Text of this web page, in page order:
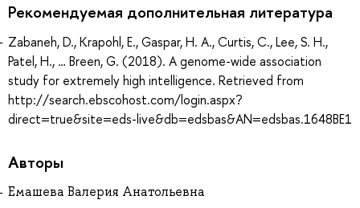
Рекомендуемая дополнительная литература
Zabaneh, D., Krapohl, E., Gaspar, H. A., Curtis, C., Lee, S. H.,
Patel, H., … Breen, G. (2018). A genome-wide association
study for extremely high intelligence. Retrieved from
http://search.ebscohost.com/login.aspx?
direct=true&site=eds-live&db=edsbas&AN=edsbas.1648BE1
Авторы
Емашева Валерия Анатольевна